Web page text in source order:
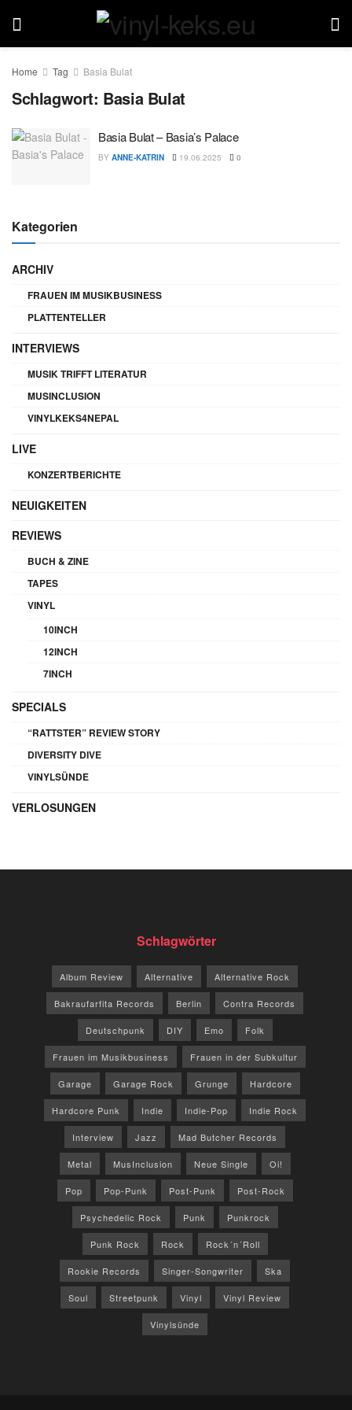
Home Tag Basia Bulat
Schlagwort: Basia Bulat
Basia Bulat – Basia’s Palace
BY ANNE-KATRIN 19.06.2025 0
Kategorien
ARCHIV
FRAUEN IM MUSIKBUSINESS
PLATTENTELLER
INTERVIEWS
MUSIK TRIFFT LITERATUR
MUSINCLUSION
VINYLKEKS4NEPAL
LIVE
KONZERTBERICHTE
NEUIGKEITEN
REVIEWS
BUCH & ZINE
TAPES
VINYL
10INCH
12INCH
7INCH
SPECIALS
“RATTSTER” REVIEW STORY
DIVERSITY DIVE
VINYLSÜNDE
VERLOSUNGEN
Schlagwörter
Album Review Alternative Alternative Rock
Bakraufarfita Records Berlin Contra Records
Deutschpunk DIY Emo Folk
Frauen im Musikbusiness Frauen in der Subkultur
Garage Garage Rock Grunge Hardcore
Hardcore Punk Indie Indie-Pop Indie Rock
Interview Jazz Mad Butcher Records
Metal MusInclusion Neue Single Oi!
Pop Pop-Punk Post-Punk Post-Rock
Psychedelic Rock Punk Punkrock
Punk Rock Rock Rock´n´Roll
Rookie Records Singer-Songwriter Ska
Soul Streetpunk Vinyl Vinyl Review
Vinylsünde